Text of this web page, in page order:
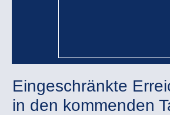
Eingeschränkte
in den kommenden